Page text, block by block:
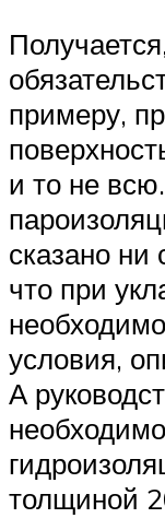
примеру,
и то не
сказано
что при
условия,
А
толщиной